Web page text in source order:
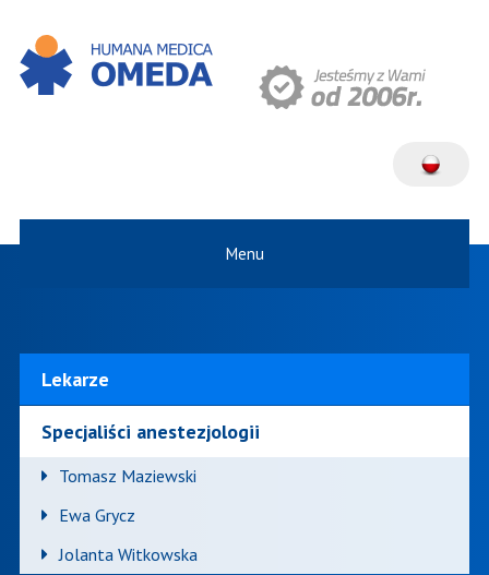
Menu
Lekarze
Specjaliści anestezjologii
Tomasz Maziewski
Ewa Grycz
Jolanta Witkowska